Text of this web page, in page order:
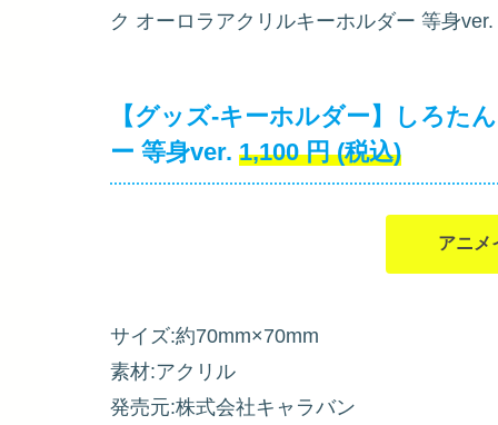
ク オーロラアクリルキーホルダー 等身ver.
【グッズ-キーホルダー】しろた
ー 等身ver. 1,100 円 (税込)
アニメ
サイズ:約70mm×70mm
素材:アクリル
発売元:株式会社キャラバン